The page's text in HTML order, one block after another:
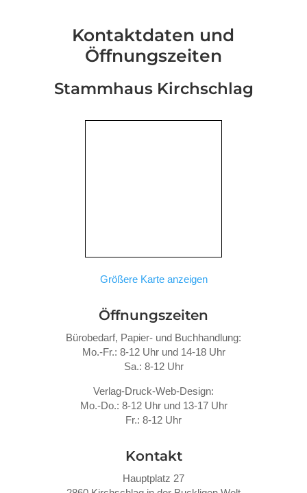
Kontaktdaten und
Öffnungszeiten
Stammhaus Kirchschlag
Größere Karte anzeigen
Öffnungszeiten
Bürobedarf, Papier- und Buchhandlung:
Mo.-Fr.: 8-12 Uhr und 14-18 Uhr
Sa.: 8-12 Uhr
Verlag-Druck-Web-Design:
Mo.-Do.: 8-12 Uhr und 13-17 Uhr
Fr.: 8-12 Uhr
Kontakt
Hauptplatz 27